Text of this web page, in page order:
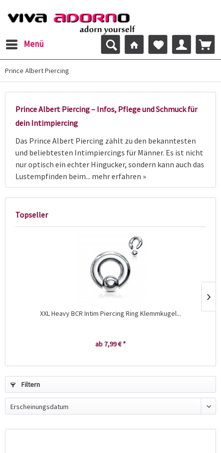
Menü
Prince Albert Piercing
Prince Albert Piercing – Infos, Pflege und Schmuck für
dein Intimpiercing
Das Prince Albert Piercing zählt zu den bekanntesten
und beliebtesten Intimpiercings für Männer. Es ist nicht
nur optisch ein echter Hingucker, sondern kann auch das
Lustempfinden beim... mehr erfahren »
Topseller
XXL Heavy BCR Intim Piercing Ring Klemmkugel...
ab 7,99 € *
Filtern